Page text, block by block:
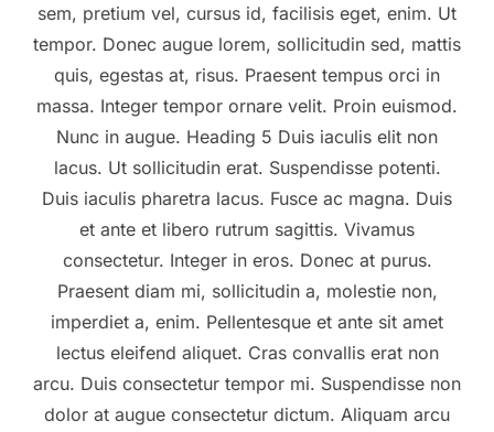
sem, pretium vel, cursus id, facilisis eget, enim. Ut
tempor. Donec augue lorem, sollicitudin sed, mattis
quis, egestas at, risus. Praesent tempus orci in
massa. Integer tempor ornare velit. Proin euismod.
Nunc in augue. Heading 5 Duis iaculis elit non
lacus. Ut sollicitudin erat. Suspendisse potenti.
Duis iaculis pharetra lacus. Fusce ac magna. Duis
et ante et libero rutrum sagittis. Vivamus
consectetur. Integer in eros. Donec at purus.
Praesent diam mi, sollicitudin a, molestie non,
imperdiet a, enim. Pellentesque et ante sit amet
lectus eleifend aliquet. Cras convallis erat non
arcu. Duis consectetur tempor mi. Suspendisse non
dolor at augue consectetur dictum. Aliquam arcu